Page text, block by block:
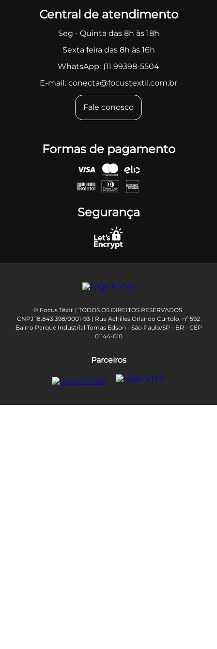
Central de atendimento
Seg - Quinta das 8h às 18h
Sexta feira das 8h às 16h
WhatsApp: (11 99398-5504
E-mail: conecta@focustextil.com.br
Fale conosco
Formas de pagamento
Segurança
© Focus Têxtil | TODOS OS DIREITOS RESERVADOS.
CNPJ 18.843.398/0001-93 | Rua Achilles Orlando Curtolo, nº 592
Bairro Parque Industrial Tomas Edson - São Paulo/SP - BR - CEP
01144-010
Parceiros